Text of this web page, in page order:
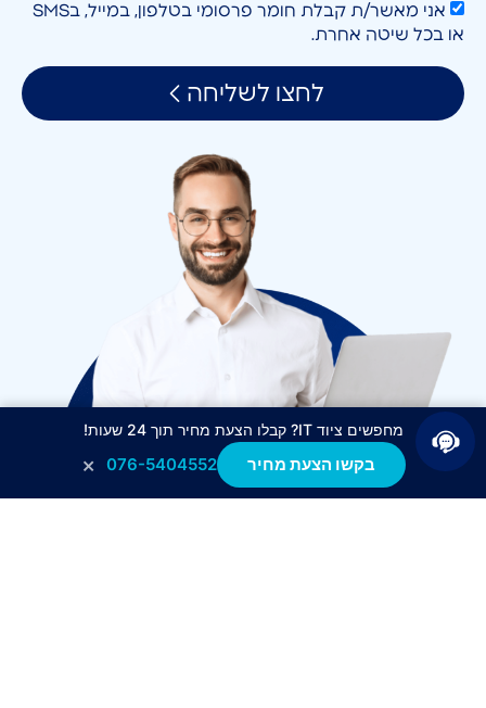
אני מאשר/ת קבלת חומר פרסומי בטלפון, במייל, בSMS
או בכל שיטה אחרת.
לחצו לשליחה
מחפשים ציוד IT? קבלו הצעת מחיר תוך 24 שעות!
בקשו הצעת מחיר 076-5404552
×